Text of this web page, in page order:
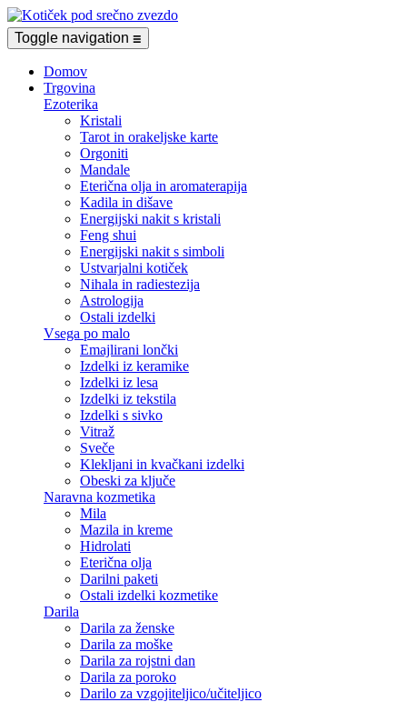
Toggle navigation ☰
Domov
Trgovina
Ezoterika
Kristali
Tarot in orakeljske karte
Orgoniti
Mandale
Eterična olja in aromaterapija
Kadila in dišave
Energijski nakit s kristali
Feng shui
Energijski nakit s simboli
Ustvarjalni kotiček
Nihala in radiestezija
Astrologija
Ostali izdelki
Vsega po malo
Emajlirani lončki
Izdelki iz keramike
Izdelki iz lesa
Izdelki iz tekstila
Izdelki s sivko
Vitraž
Sveče
Klekljani in kvačkani izdelki
Obeski za ključe
Naravna kozmetika
Mila
Mazila in kreme
Hidrolati
Eterična olja
Darilni paketi
Ostali izdelki kozmetike
Darila
Darila za ženske
Darila za moške
Darila za rojstni dan
Darila za poroko
Darilo za vzgojiteljico/učiteljico